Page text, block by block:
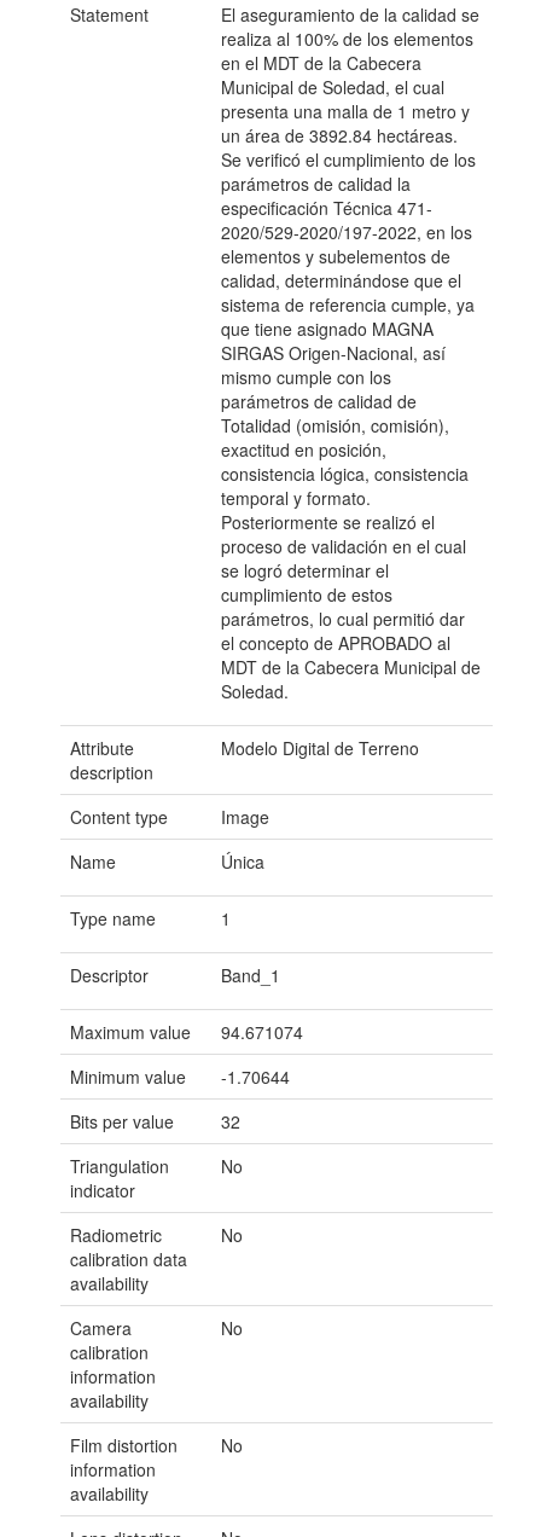
Statement
El aseguramiento de la calidad se
realiza al 100% de los elementos
en el MDT de la Cabecera
Municipal de Soledad, el cual
presenta una malla de 1 metro y
un área de 3892.84 hectáreas.
Se verificó el cumplimiento de los
parámetros de calidad la
especificación Técnica 471-
2020/529-2020/197-2022, en los
elementos y subelementos de
calidad, determinándose que el
sistema de referencia cumple, ya
que tiene asignado MAGNA
SIRGAS Origen-Nacional, así
mismo cumple con los
parámetros de calidad de
Totalidad (omisión, comisión),
exactitud en posición,
consistencia lógica, consistencia
temporal y formato.
Posteriormente se realizó el
proceso de validación en el cual
se logró determinar el
cumplimiento de estos
parámetros, lo cual permitió dar
el concepto de APROBADO al
MDT de la Cabecera Municipal de
Soledad.
Attribute
description
Modelo Digital de Terreno
Content type
Image
Name
Única
Type name 1
Descriptor Band_1
Maximum value
94.671074
Minimum value
-1.70644
Bits per value
32
Triangulation
indicator
No
Radiometric
calibration data
availability
No
Camera
calibration
information
availability
No
Film distortion
information
availability
No